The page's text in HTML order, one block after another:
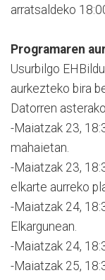
arratsaldeko
Programaren
Usurbilgo
aurkezteko bira
Datorren
-Maiatzak 23,
mahaietan.
-Maiatzak 23,
elkarte aurreko
-Maiatzak 24,
Elkargunean.
-Maiatzak 24,
-Maiatzak 25,